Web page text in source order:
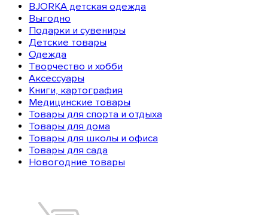
BJORKA детская одежда
Выгодно
Подарки и сувениры
Детские товары
Одежда
Творчество и хобби
Аксессуары
Книги, картография
Медицинские товары
Товары для спорта и отдыха
Товары для дома
Товары для школы и офиса
Товары для сада
Новогодние товары